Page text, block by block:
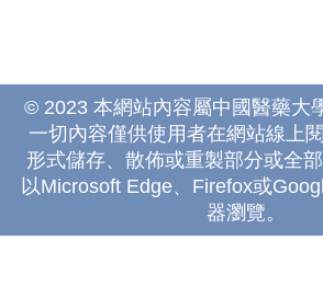
© 2023 本網站內容屬中國醫藥大
一切內容僅供使用者在網站線上
形式儲存、散佈或重製部分或全
以Microsoft Edge、Firefox或
器瀏覽。